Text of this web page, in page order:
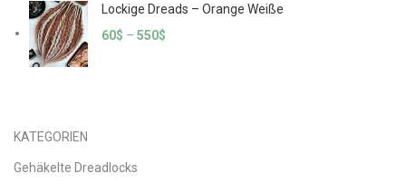
Lockige Dreads – Orange Weiße
60$ – 550$
KATEGORIEN
Gehäkelte Dreadlocks